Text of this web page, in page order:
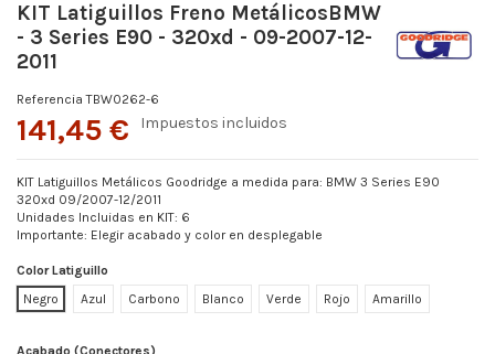
KIT Latiguillos Freno MetálicosBMW
- 3 Series E90 - 320xd - 09-2007-12-
2011
Referencia TBW0262-6
141,45 € Impuestos incluidos
KIT Latiguillos Metálicos Goodridge a medida para: BMW 3 Series E90
320xd 09/2007-12/2011
Unidades Incluidas en KIT: 6
Importante: Elegir acabado y color en desplegable
Color Latiguillo
Negro
Azul Carbono Blanco Verde Rojo Amarillo